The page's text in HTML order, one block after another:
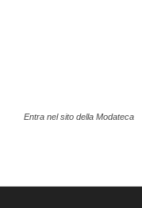
Entra nel sito della Modateca